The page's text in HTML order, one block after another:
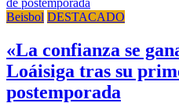
Beisbol DESTACADO
«La confianza se
Loáisiga tras su
postemporada